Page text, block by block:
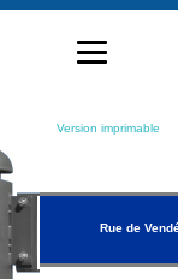
Version imprimable
Rue de